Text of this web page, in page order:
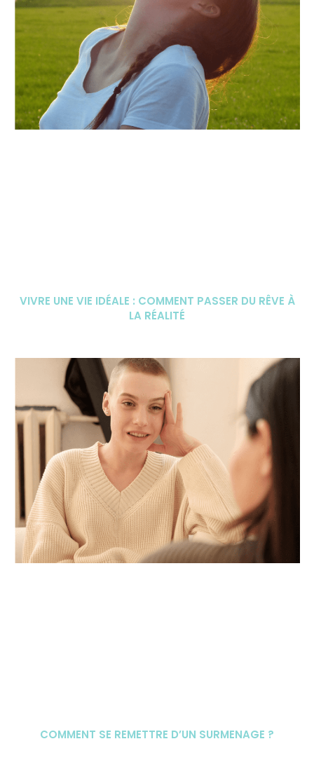
VIVRE UNE VIE IDÉALE : COMMENT PASSER DU RÊVE À
LA RÉALITÉ
COMMENT SE REMETTRE D’UN SURMENAGE ?